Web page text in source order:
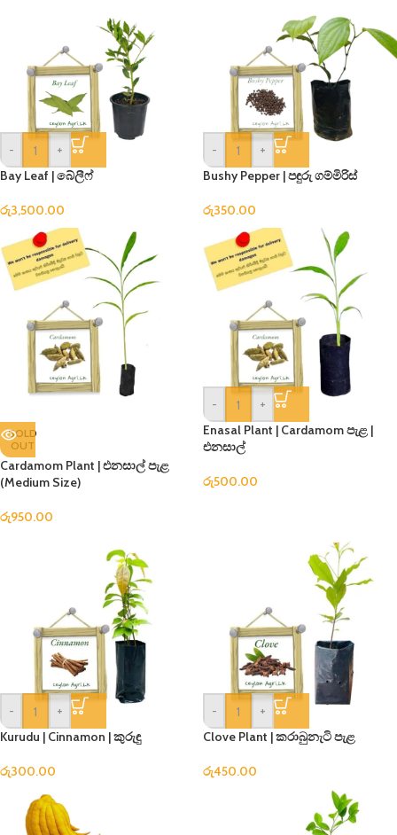
-
+
Bay Leaf | බේලීෆ්
රු3,500.00
-
+
Bushy Pepper | පඳුරු ගම්මිරිස්
රු350.00
SOLD
OUT
Cardamom Plant | එනසාල් පැළ
(Medium Size)
රු950.00
-
+
Enasal Plant | Cardamom පැළ |
එනසාල්
රු500.00
-
+
Kurudu | Cinnamon | කුරුඳු
රු300.00
-
+
Clove Plant | කරාබුනැටි පැළ
රු450.00